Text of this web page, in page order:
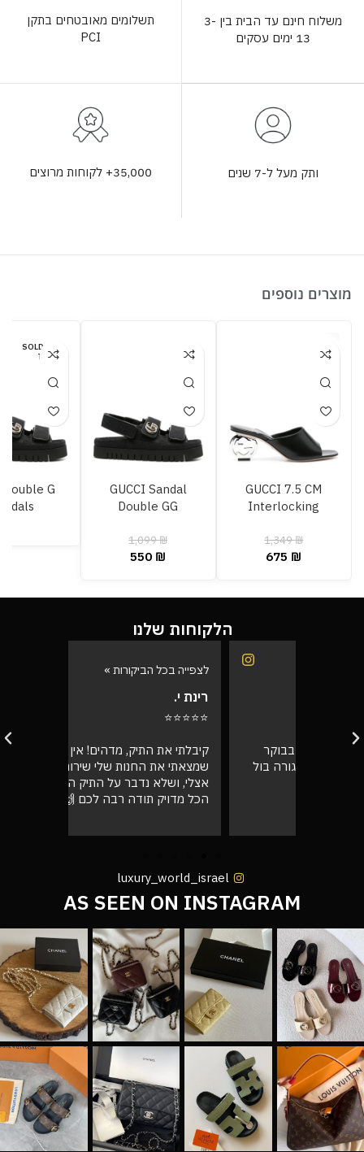
משלוח חינם עד הבית בין 3-
13 ימים עסקים
תשלומים מאובטחים בתקן
PCI
ותק מעל ל-7 שנים 35,000+ לקוחות מרוצים
מוצרים נוספים
GUCCI 7.5 CM
Interlocking
1,349₪
675 ₪
GUCCI Sandal
Double GG
1,099₪
550 ₪
SOLD OU
T
Double G
הלקוחות שלנו
לצפייה בכל הביקורות »
קיבלתי את התיק, מדהים! אין ספק
שמצאתי את החנות שלי שירות מעל הכל
אצלי, ושלא נדבר על התיק המעלף הזה.
הכל מדויק תודה רבה לכם 🙌❤️
אספתי
luxury_world_israel
AS SEEN ON INSTAGRAM